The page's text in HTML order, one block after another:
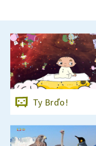
Ty Brďo!